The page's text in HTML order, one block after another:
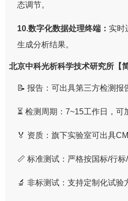
态调节。
10.数字化数据处理终端： 实时
生成分析结果。
北京中科光析科学技术研究所【
📝 报告：可出具第三方检测报
⏳ 检测周期：7~15工作日，可
🏅 资质：旗下实验室可出具
📏 标准测试：严格按国标/行标
🔬 非标测试：支持定制化试验